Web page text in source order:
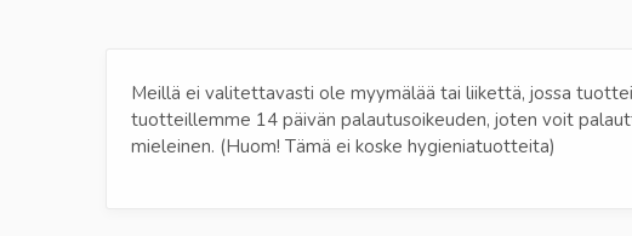
Meillä ei valitettavasti ole myymälää tai liikettä, jossa
tuotteillemme 14 päivän palautusoikeuden, joten voit
mieleinen. (Huom! Tämä ei koske hygieniatuotteita)